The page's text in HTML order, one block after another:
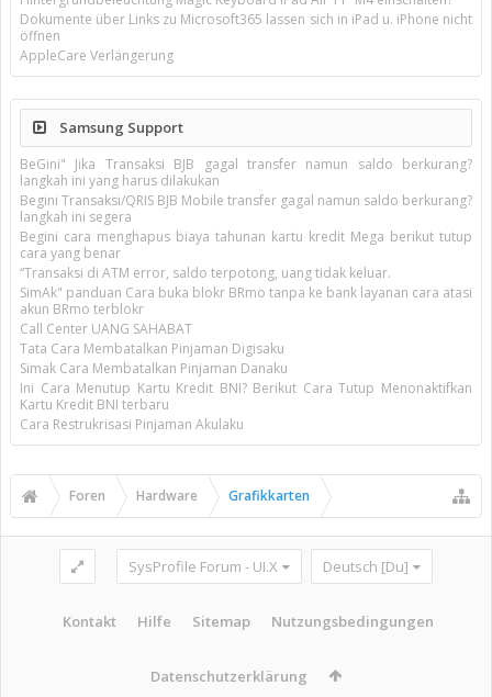
Dokumente über Links zu Microsoft365 lassen sich in iPad u. iPhone nicht
öffnen
AppleCare Verlängerung
Samsung Support
BeGini" Jika Transaksi BJB gagal transfer namun saldo berkurang?
langkah ini yang harus dilakukan
Begini Transaksi/QRIS BJB Mobile transfer gagal namun saldo berkurang?
langkah ini segera
Begini cara menghapus biaya tahunan kartu kredit Mega berikut tutup
cara yang benar
“Transaksi di ATM error, saldo terpotong, uang tidak keluar.
SimAk" panduan Cara buka blokr BRmo tanpa ke bank layanan cara atasi
akun BRmo terblokr
Call Center UANG SAHABAT
Tata Cara Membatalkan Pinjaman Digisaku
Simak Cara Membatalkan Pinjaman Danaku
Ini Cara Menutup Kartu Kredit BNI? Berikut Cara Tutup Menonaktifkan
Kartu Kredit BNI terbaru
Cara Restrukrisasi Pinjaman Akulaku
Foren Hardware Grafikkarten
SysProfile Forum - UI.X Deutsch [Du]
Kontakt Hilfe Sitemap Nutzungsbedingungen
Datenschutzerklärung